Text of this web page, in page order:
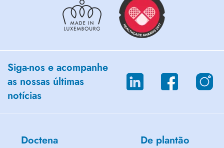
Siga-nos e acompanhe
as nossas últimas
notícias
Doctena De plantão